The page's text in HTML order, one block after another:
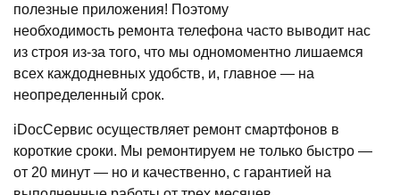
полезные приложения! Поэтому
необходимость ремонта телефона часто выводит нас
из строя из-за того, что мы одномоментно лишаемся
всех каждодневных удобств, и, главное — на
неопределенный срок.
iDocСервис осуществляет ремонт смартфонов в
короткие сроки. Мы ремонтируем не только быстро —
от 20 минут — но и качественно, с гарантией на